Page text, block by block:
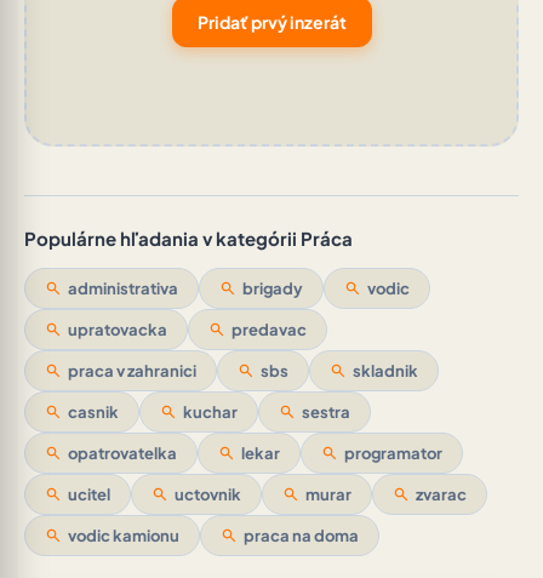
Pridať prvý inzerát
Populárne hľadania v kategórii Práca
search administrativa search brigady search vodic
search upratovacka search predavac
search praca v zahranici search sbs search skladnik
search casnik search kuchar search sestra
search opatrovatelka search lekar search programator
search ucitel search uctovnik search murar search zvarac
search vodic kamionu search praca na doma